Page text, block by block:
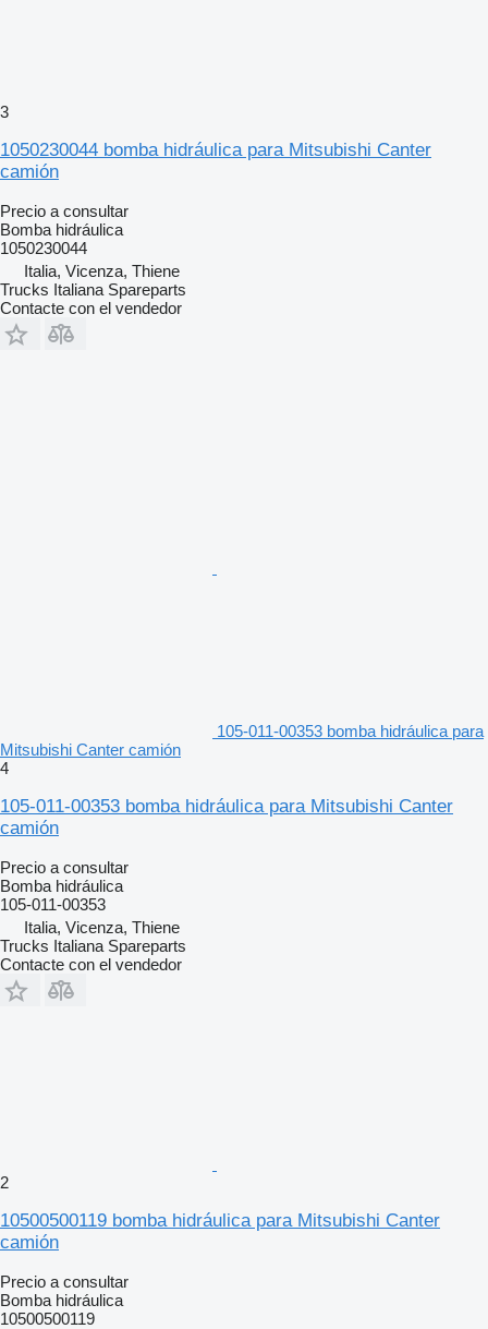
3
1050230044 bomba hidráulica para Mitsubishi Canter
camión
Precio a consultar
Bomba hidráulica
1050230044
Italia, Vicenza, Thiene
Trucks Italiana Spareparts
Contacte con el vendedor
105-011-00353 bomba hidráulica para
Mitsubishi Canter camión
4
105-011-00353 bomba hidráulica para Mitsubishi Canter
camión
Precio a consultar
Bomba hidráulica
105-011-00353
Italia, Vicenza, Thiene
Trucks Italiana Spareparts
Contacte con el vendedor
2
10500500119 bomba hidráulica para Mitsubishi Canter
camión
Precio a consultar
Bomba hidráulica
10500500119